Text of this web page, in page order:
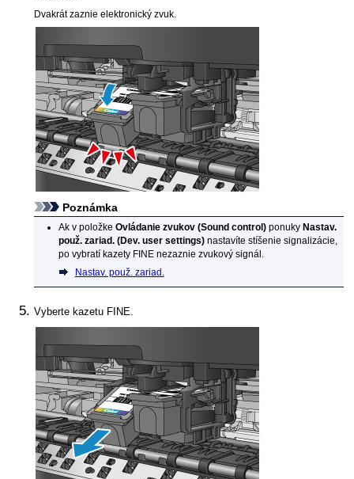
Dvakrát zaznie elektronický zvuk.
Poznámka
Ak v položke Ovládanie zvukov (Sound control)ponuky Nastav.
použ. zariad. (Dev. user settings)nastavíte stíšenie signalizácie,
po vybratí kazety FINEnezaznie zvukový signál.
Nastav. použ. zariad.
Vyberte kazetu FINE